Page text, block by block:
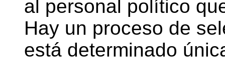
al personal político
Hay un proceso de
está determinado